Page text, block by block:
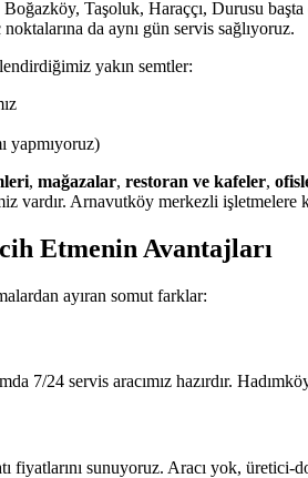
Boğazköy, Taşoluk, Haraççı, Durusu
da aynı gün servis sağlıyoruz.
yakın semtler:
yapmıyoruz)
, mağazalar, restoran ve kafeler,
vardır. Arnavutköy merkezli işletmelere
Etmenin Avantajları
ayıran somut farklar:
7/24 servis aracımız hazırdır.
fiyatlarını sunuyoruz. Aracı yok,